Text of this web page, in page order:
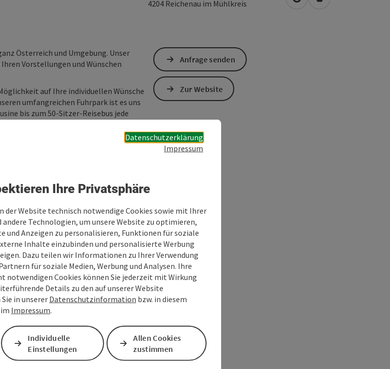
4204 Reichenau im Mühlkreis in Google Maps öffnen
in Apple Maps
Österreich und Umgebung. Unser
Vorstellungen und Wünschen
auf Ihre individuellen Wünsche
umfangreichen Fuhrpark ist es uns
bis zum 50-Sitzer-Reisebus jede
auf Ihre Reisegruppe
in Kontakt.
Anfrage senden
Zur Website
Datenschutzerklärung
Impressum
Ihre Privatsphäre
der Website technisch notwendige Cookies sowie mit Ihrer
andere Technologien, um unsere Website zu optimieren,
und Anzeigen zu personalisieren, Funktionen für soziale
Inhalte einzubinden und personalisierte Werbung
Dazu teilen wir Informationen zu Ihrer Verwendung
für soziale Medien, Werbung und Analysen. Ihre
notwendigen Cookies können Sie jederzeit mit Wirkung
Details zu den auf unserer Website
in unsererDatenschutzinformation bzw. in diesem
Impressum.
Individuelle
Einstellungen
Allen Cookies
zustimmen